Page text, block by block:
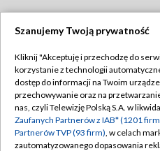
Abonament TVP
Emisja w TVP
Centrum informacji TVP
Polityka
Moje
Szanujemy Twoją prywatność
Kliknij "Akceptuję i przechodzę do
korzystanie z technologii
dostęp do informacji na Twoim
przechowywanie oraz na
nas, czyli Telewizję Polską S.A. w
Zaufanych Partnerów z IAB* (1201
Partnerów TVP (93 firm), w celach
zautomatyzowanego dopasowania